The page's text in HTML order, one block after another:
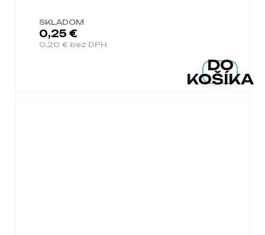
SKLADOM
0,20 € bez DPH
0,25 €
DO
KOŠÍKA